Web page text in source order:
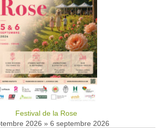
Festival de la Rose
2026 » 6 septembre 2026